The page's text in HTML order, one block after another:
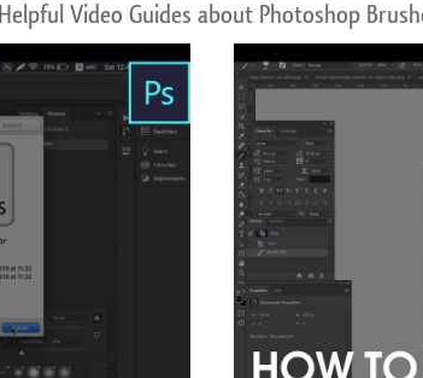
Helpful Video Guides about Photoshop